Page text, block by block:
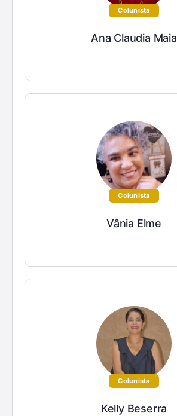
Colunista
Ana Claudia Maia
Colunista
Vânia Elme
Colunista
Kelly Beserra